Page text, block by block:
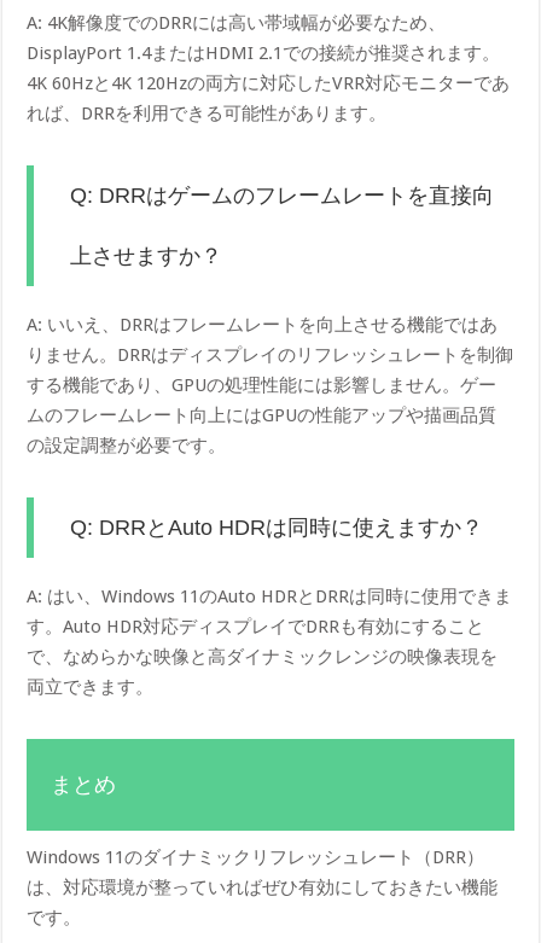
A: 4K解像度でのDRRには高い帯域幅が必要なため、
DisplayPort 1.4またはHDMI 2.1での接続が推奨されます。
4K 60Hzと4K 120Hzの両方に対応したVRR対応モニターであ
れば、DRRを利用できる可能性があります。
Q: DRRはゲームのフレームレートを直接向
上させますか？
A: いいえ、DRRはフレームレートを向上させる機能ではあ
りません。DRRはディスプレイのリフレッシュレートを制御
する機能であり、GPUの処理性能には影響しません。ゲー
ムのフレームレート向上にはGPUの性能アップや描画品質
の設定調整が必要です。
Q: DRRとAuto HDRは同時に使えますか？
A: はい、Windows 11のAuto HDRとDRRは同時に使用できま
す。Auto HDR対応ディスプレイでDRRも有効にすること
で、なめらかな映像と高ダイナミックレンジの映像表現を
両立できます。
まとめ
Windows 11のダイナミックリフレッシュレート（DRR）
は、対応環境が整っていればぜひ有効にしておきたい機能
です。